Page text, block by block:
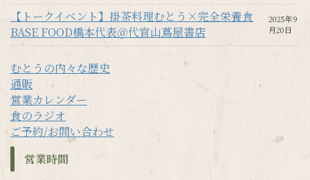
【トークイベント】掛茶料理むとう×完全栄養食
BASE FOOD橋本代表＠代官山蔦屋書店
2025年9
月20日
むとうの内々な歴史
通販
営業カレンダー
食のラジオ
ご予約/お問い合わせ
営業時間